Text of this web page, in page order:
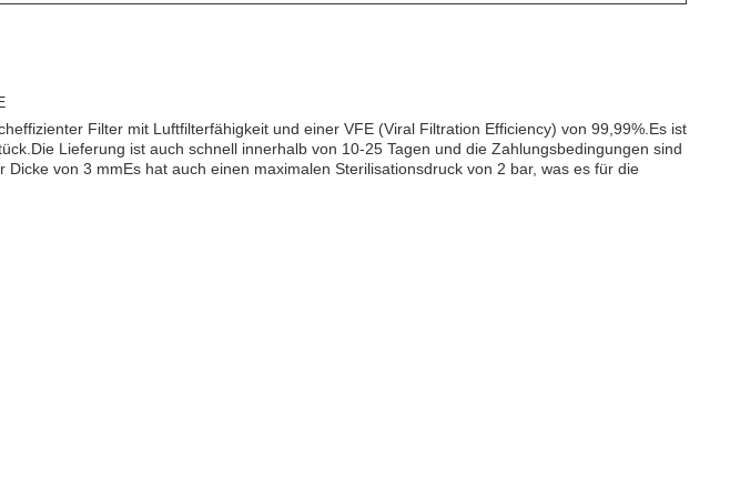
Filter mit Luftfilterfähigkeit und einer VFE (Viral Filtration Efficiency) von 99,99%.Es ist
Lieferung ist auch schnell innerhalb von 10-25 Tagen und die Zahlungsbedingungen sind
von 3 mmEs hat auch einen maximalen Sterilisationsdruck von 2 bar, was es für die